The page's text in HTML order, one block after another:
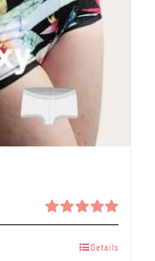
Bewertet
5.00Details